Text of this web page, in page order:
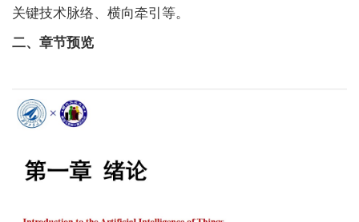
关键技术脉络、横向牵引等。
二、章节预览